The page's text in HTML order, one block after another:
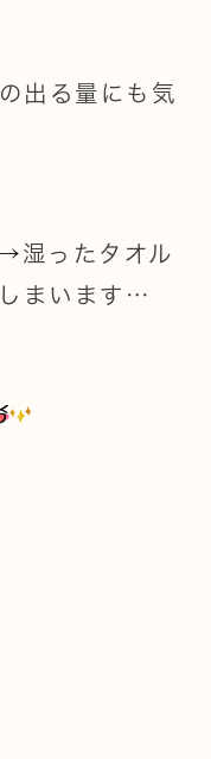
出る量にも気
湿ったタオル
まいます…